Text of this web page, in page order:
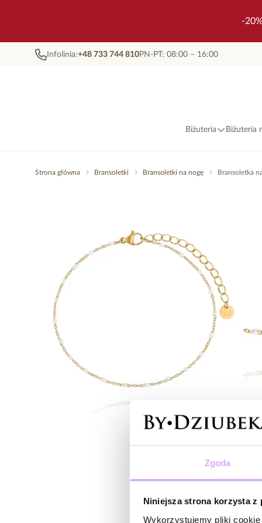
Zgoda
Niniejsza strona korzysta z
Wykorzystujemy pliki
-
Infolinia:+48 733 744 810PN-PT: 08:00 – 16:00
Biżuteria Biżuteria
Strona główna Bransoletki Bransoletki na nogę Bransoletka